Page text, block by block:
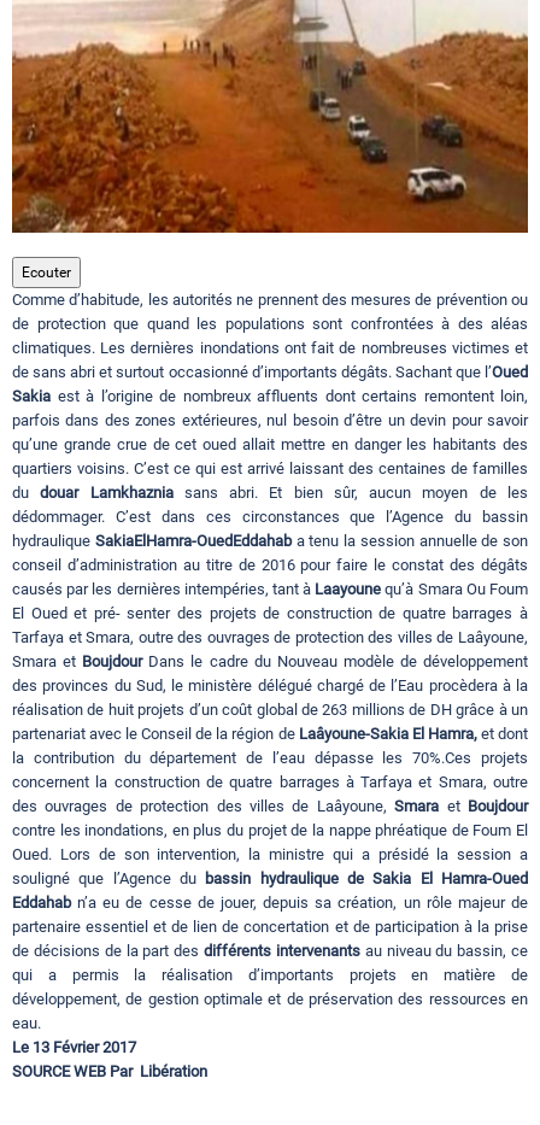
Régions
Hotels
Evenements
Contact
Ecouter
Comme d’habitude, les autorités ne prennent des mesures de prévention ou
de protection que quand les populations sont confrontées à des aléas
climatiques. Les dernières inondations ont fait de nombreuses victimes et
de sans abri et surtout occasionné d’importants dégâts. Sachant que l’Oued
Sakia est à l’origine de nombreux affluents dont certains remontent loin,
parfois dans des zones extérieures, nul besoin d’être un devin pour savoir
qu’une grande crue de cet oued allait mettre en danger les habitants des
quartiers voisins. C’est ce qui est arrivé laissant des centaines de familles
dudouar Lamkhazniasans abri. Et bien sûr, aucun moyen de les
dédommager. C’est dans ces circonstances que l’Agence du bassin
hydraulique SakiaElHamra-OuedEddahaba tenu la session annuelle de son
conseil d’administration au titre de 2016 pour faire le constat des dégâts
causés par les dernières intempéries, tant à Laayoune qu’à Smara Ou Foum
El Oued et pré- senter des projets de construction de quatre barrages à
Tarfaya et Smara, outre des ouvrages de protection des villes de Laâyoune,
Smara et BoujdourDans le cadre du Nouveau modèle de développement
des provinces du Sud, le ministère délégué chargé de l’Eau procèdera à la
réalisation de huit projets d’un coût global de 263 millions de DH grâce à un
partenariat avec le Conseil de la région de Laâyoune-Sakia El Hamra, et dont
la contribution du département de l’eau dépasse les 70%.Ces projets
concernent la construction de quatre barrages à Tarfaya et Smara, outre
des ouvrages de protection des villes de Laâyoune,Smara et Boujdour
contre les inondations, en plus du projet de la nappe phréatique de Foum El
Oued. Lors de son intervention, la ministre qui a présidé la session a
souligné que l’Agence du bassin hydraulique de Sakia El Hamra-Oued
Eddahabn’a eu de cesse de jouer, depuis sa création, un rôle majeur de
partenaire essentiel et de lien de concertation et de participation à la prise
de décisions de la part des différents intervenantsau niveau du bassin, ce
qui a permis la réalisation d’importants projets en matière de
développement, de gestion optimale et de préservation des ressources en
eau.
Le 13 Février 2017
SOURCE WEB Par Libération